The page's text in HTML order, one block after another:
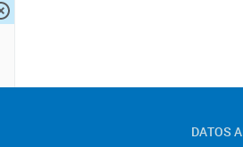
DATOS